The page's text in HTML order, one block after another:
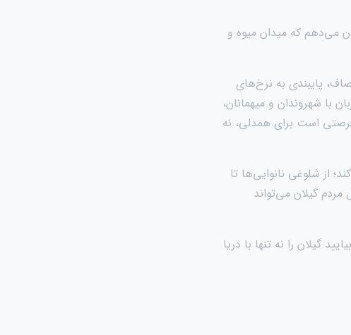
می‌دهم که میدان میوه و
پایبندی به نرخ‌های
با شهروندان و میهمانان،
فرصتی است برای همدلی، نه
از شلوغی نانوایی‌ها تا
گیلان می‌تواند
گیلان را نه تنها با دریا